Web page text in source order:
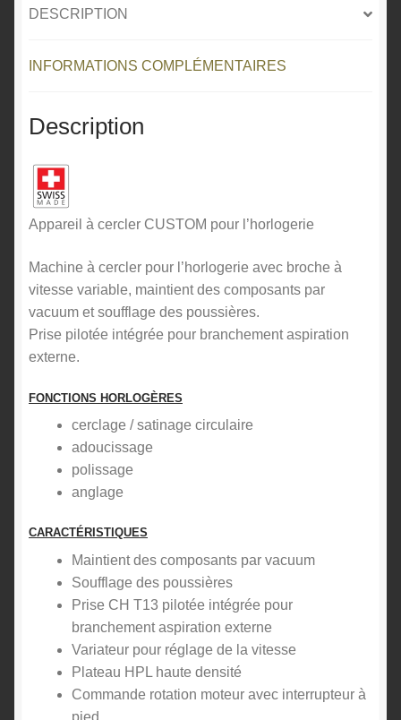
DESCRIPTION
INFORMATIONS COMPLÉMENTAIRES
Description
Appareil à cercler CUSTOM pour l’horlogerie
Machine à cercler pour l’horlogerie avec broche à
vitesse variable, maintient des composants par
vacuum et soufflage des poussières.
Prise pilotée intégrée pour branchement aspiration
externe.
FONCTIONS HORLOGÈRES
cerclage / satinage circulaire
adoucissage
polissage
anglage
CARACTÉRISTIQUES
Maintient des composants par vacuum
Soufflage des poussières
Prise CH T13 pilotée intégrée pour
branchement aspiration externe
Variateur pour réglage de la vitesse
Plateau HPL haute densité
Commande rotation moteur avec interrupteur à
pied